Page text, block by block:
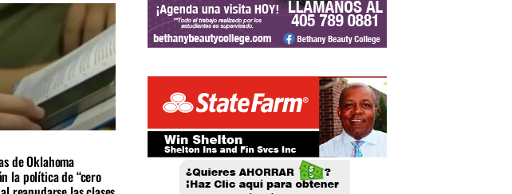
de Oklahoma
la política de “cero